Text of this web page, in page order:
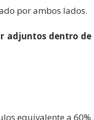
por ambos lados.
adjuntos dentro
equivalente a 60%.